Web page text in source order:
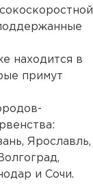
находится в
примут
Ярославль,
и Сочи.